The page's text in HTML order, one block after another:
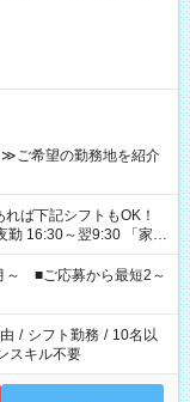
ご希望の勤務地を紹介
～翌9:30 「家族
飯の準備がしたい」
希望を教えてください
で週40時間を超える場
～ ■ご応募から最短2～
/ シフト勤務 / 10名以
スキル不要